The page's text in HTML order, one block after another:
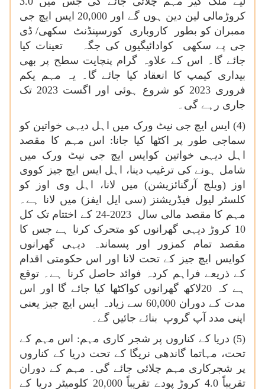
کروڑمالی لین دین ہوں گے اور 20,000 ایس ایچ جی
ممبران کو بطور کاروباری کورسپنڈنٹ سکھی/ ڈی
جی پے سکھی کوادائیگیوں کی جگہ تعینات کیا
جائے گا۔ اس کے علاوہ گرام پنچایت سطح پر بھی
بیداری کیمپ کا انعقاد کیا جائے گا۔ یہ مہم یکم
فروری 2023 کو شروع ہوئی اور اگست 2023 تک
جاری رہے گی۔
(4) ایس ایچ جی نیٹ ورک میں اہل دیہی خواتین کو
سماجی طور پر اکٹھا کیا جانا: اس مہم کا مقصد
اہل دیہی خواتین کوایس ایچ جی نیٹ ورک میں
شامل ہونے کی ترغیب دینا، اہل ایس ایچ جیز کووی
اوز (ویلج آرگنائزیشن) میں لانا، اہل وی اوز کو
کلسٹر لیول فیڈریشنز (سی ایل ایفز) میں لانا ہے۔
مہم کا مقصد مالی سال 2023-24 کے اختتام تک کل
10 کروڑ دیہی گھرانوں کو متحرک کرنا ہے جس کا
مقصد تمام کمزور اور پسماندہ دیہی گھرانوں
کوایس ایچ جیز کے تحت لانا اور اس حکومتی اقدام
کے ذریعے فراہم کردہ فوائد حاصل کرنا ہے۔ توقع
ہے کہ 20لاکھ گھرانوں کواکٹھا کیا جائے گا اور اس
مدت کے دوران 60,000 سے زیادہ ایس ایچ جیز یعنی
اپنی مدد آپ گروپ بنائے جائیں گے۔
(5) دریا کے کناروں پر شجر کاری مہم: اس مہم کے
تحت، مہاتما گاندھی نریگا کے تحت دریا کے کناروں
پر شجرکاری مہم چلائی جائے گی۔ مہم کے دوران
تقریباً 4.0 کروڑ پودے تقریباً 20,000 کلومیٹر دریا کے